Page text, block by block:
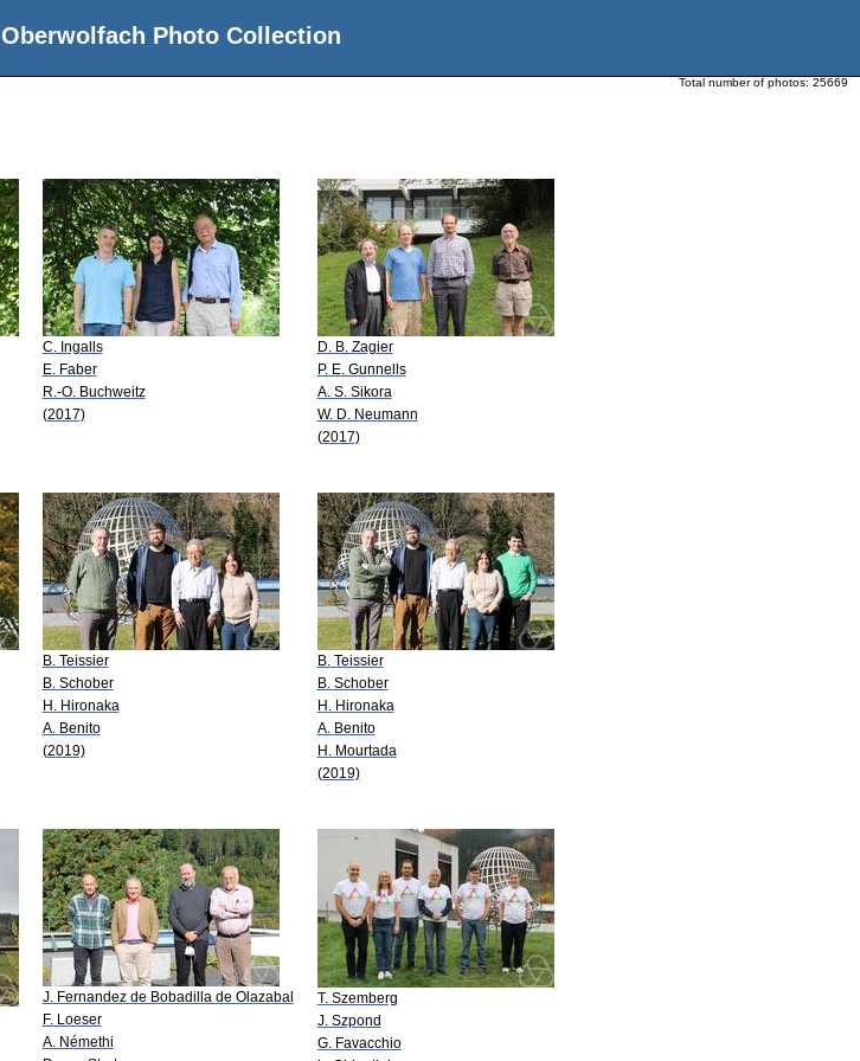
Oberwolfach Photo Collection
Total number of photos: 25669
C. Ingalls
E. Faber
R.-O. Buchweitz
(2017)
D. B. Zagier
P. E. Gunnells
A. S. Sikora
W. D. Neumann
(2017)
B. Teissier
B. Schober
H. Hironaka
A. Benito
(2019)
B. Teissier
B. Schober
H. Hironaka
A. Benito
H. Mourtada
(2019)
J. Fernandez de Bobadilla de Olazabal
F. Loeser
A. Némethi
T. Szemberg
J. Szpond
G. Favacchio